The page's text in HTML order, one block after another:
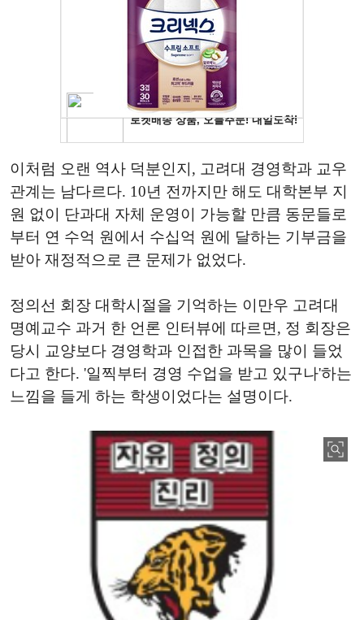
이처럼 오랜 역사 덕분인지, 고려대 경영학과 교우
관계는 남다르다. 10년 전까지만 해도 대학본부 지
원 없이 단과대 자체 운영이 가능할 만큼 동문들로
부터 연 수억 원에서 수십억 원에 달하는 기부금을
받아 재정적으로 큰 문제가 없었다.
정의선 회장 대학시절을 기억하는 이만우 고려대
명예교수 과거 한 언론 인터뷰에 따르면, 정 회장은
당시 교양보다 경영학과 인접한 과목을 많이 들었
다고 한다. '일찍부터 경영 수업을 받고 있구나'하는
느낌을 들게 하는 학생이었다는 설명이다.